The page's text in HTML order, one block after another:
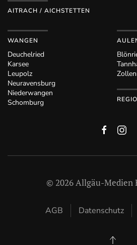
AITRACH / AICHSTETTEN
WANGEN
Deuchelried
Karsee
Leupolz
Neuravensburg
Niederwangen
Schomburg
© 2026Allgäu-Medien
AGB Datenschutz